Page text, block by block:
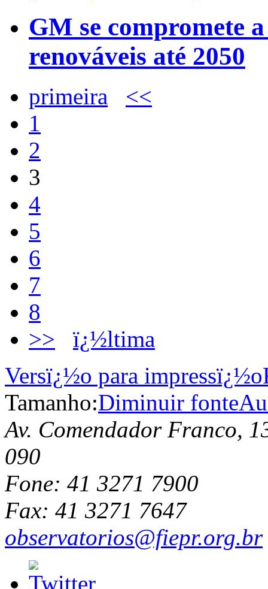
GM se compromete
renováveis até 2050
primeira
<<
1
2
3
4
5
6
7
8
>>
ï¿½ltima
Versï¿½o para impressï¿½o
Tamanho:Diminuir fonte
Av. Comendador Franco,
090
Fone: 41 3271 7900
Fax: 41 3271 7647
observatorios@fiepr.org.br